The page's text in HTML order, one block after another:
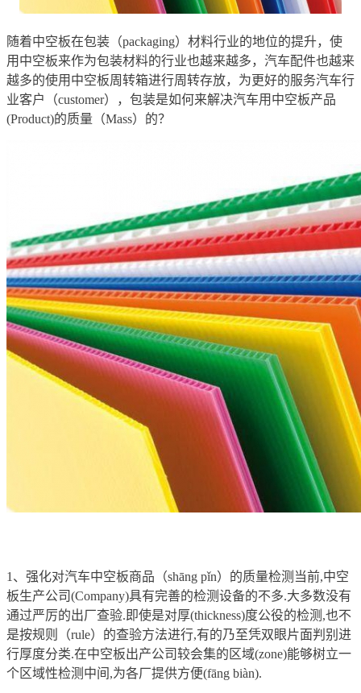
随着中空板在包装（packaging）材料行业的地位的提升，使
用中空板来作为包装材料的行业也越来越多，汽车配件也越来
越多的使用中空板周转箱进行周转存放，为更好的服务汽车行
业客户（customer），包装是如何来解决汽车用中空板产品
(Product)的质量（Mass）的？
1、强化对汽车中空板商品（shāng pǐn）的质量检测当前,中空
板生产公司(Company)具有完善的检测设备的不多.大多数没有
通过严厉的出厂查验.即使是对厚(thickness)度公役的检测,也不
是按规则（rule）的查验方法进行,有的乃至凭双眼片面判别进
行厚度分类.在中空板出产公司较会集的区域(zone)能够树立一
个区域性检测中间,为各厂提供方便(fāng biàn).